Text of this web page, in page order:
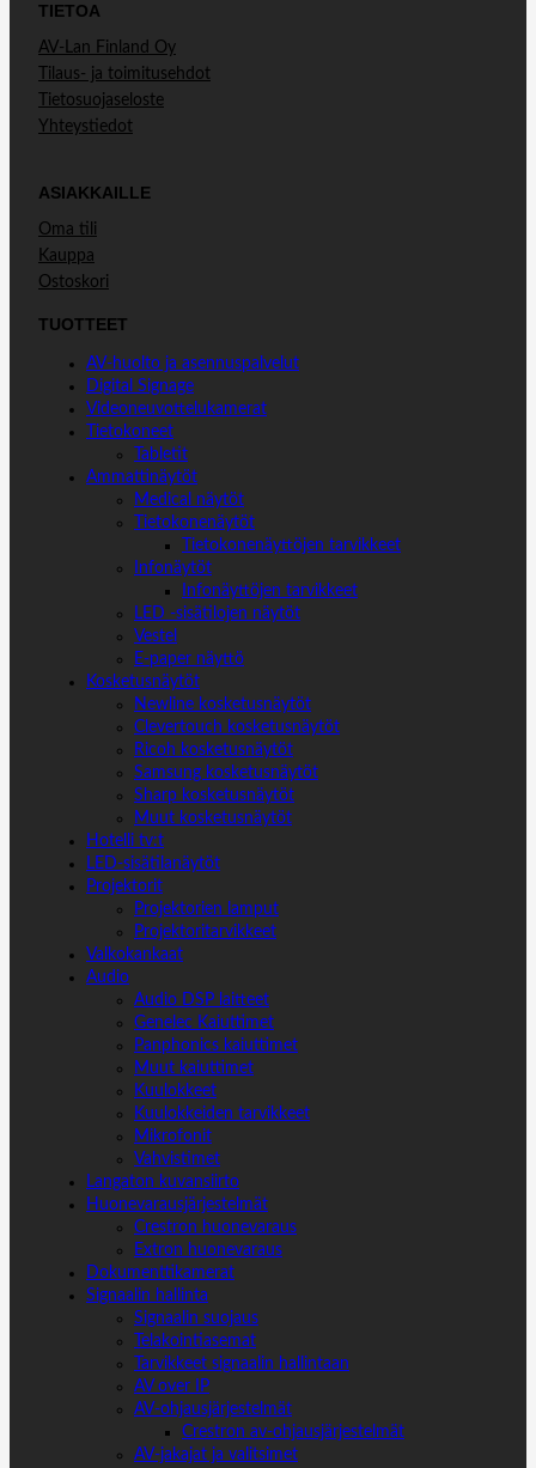
TIETOA
AV-Lan Finland Oy
Tilaus- ja toimitusehdot
Tietosuojaseloste
Yhteystiedot
ASIAKKAILLE
Oma tili
Kauppa
Ostoskori
TUOTTEET
AV-huolto ja asennuspalvelut
Digital Signage
Videoneuvottelukamerat
Tietokoneet
Tabletit
Ammattinäytöt
Medical näytöt
Tietokonenäytöt
Tietokonenäyttöjen tarvikkeet
Infonäytöt
Infonäyttöjen tarvikkeet
LED -sisätilojen näytöt
Vestel
E-paper näyttö
Kosketusnäytöt
Newline kosketusnäytöt
Clevertouch kosketusnäytöt
Ricoh kosketusnäytöt
Samsung kosketusnäytöt
Sharp kosketusnäytöt
Muut kosketusnäytöt
Hotelli tv:t
LED-sisätilanäytöt
Projektorit
Projektorien lamput
Projektoritarvikkeet
Valkokankaat
Audio
Audio DSP laitteet
Genelec Kaiuttimet
Panphonics kaiuttimet
Muut kaiuttimet
Kuulokkeet
Kuulokkeiden tarvikkeet
Mikrofonit
Vahvistimet
Langaton kuvansiirto
Huonevarausjärjestelmät
Crestron huonevaraus
Extron huonevaraus
Dokumenttikamerat
Signaalin hallinta
Signaalin suojaus
Telakointiasemat
Tarvikkeet signaalin hallintaan
AV over IP
AV-ohjausjärjestelmät
Crestron av-ohjausjärjestelmät
AV-jakajat ja valitsimet